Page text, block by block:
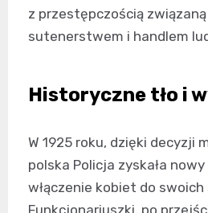
z przestępczością
sutenerstwem i handlem
Historyczne tło i
W 1925 roku, dzięki decyzji
polska Policja zyskała
włączenie kobiet do swoich
Funkcjonariuszki, po